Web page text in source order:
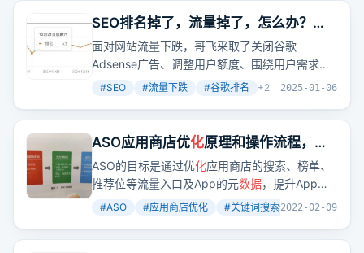
SEO排名掉了，流量掉了，怎么办？看
哥飞给你表演妙手回春
面对网站流量下跌，哥飞采取了关闭谷歌
Adsense广告、调整用户额度、围绕用户需求开
发小工具等措施，有效提升了跳出率、人均访问
排名至关重要。
#SEO #流量下跌 #谷歌排名 +2 2025-01-06
ASO应用商店优化原理和操作流程，
ASO推广优化主要方式？（进阶篇一）
ASO的目标是通过优化应用商店的搜索、榜单、
推荐位等流量入口及App的元数据，提升App的
曝光展示量和下载率，有效增加App的自然下载
实现App在应用商店中的高效推广呢？
#ASO #应用商店优化 #关键词搜索优化 +3
2022-02-09